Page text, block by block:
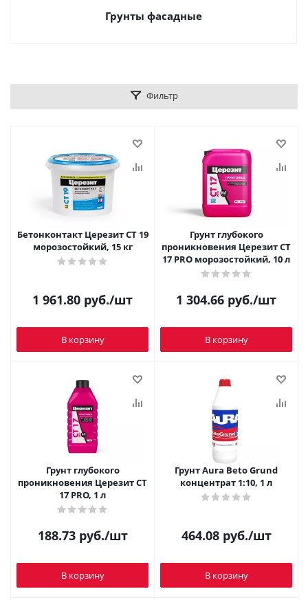
Грунты фасадные
Фильтр
Бетонконтакт Церезит CT 19
морозостойкий, 15 кг
1 961.80 руб./шт
В корзину
Грунт глубокого
проникновения Церезит CT
17 PRO морозостойкий, 10 л
1 304.66 руб./шт
В корзину
Грунт глубокого
проникновения Церезит CT
17 PRO, 1 л
188.73руб./шт
В корзину
Грунт Aura Beto Grund
концентрат 1:10, 1 л
464.08руб./шт
В корзину